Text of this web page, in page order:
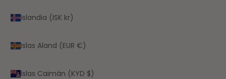
Islandia (ISK kr)
Islas Aland (EUR €)
Islas Caimán (KYD $)